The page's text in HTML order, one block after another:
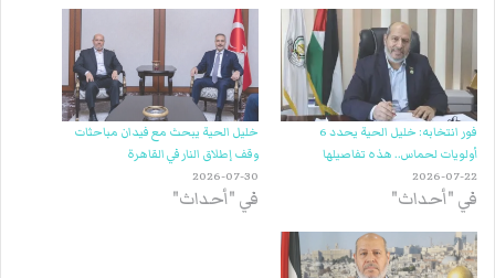
فور انتخابه: خليل الحية يحدد 6
أولويات لحماس.. هذه تفاصيلها
2026-07-22
في "أحداث"
خليل الحية يبحث مع فيدان مباحثات
وقف إطلاق النار في القاهرة
2026-07-30
في "أحداث"